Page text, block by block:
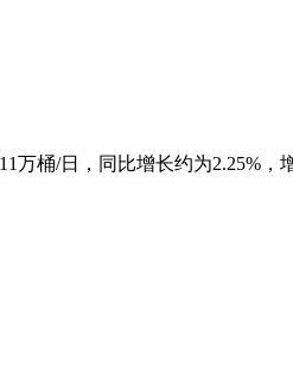
万桶/日，同比增长约为2.25%，